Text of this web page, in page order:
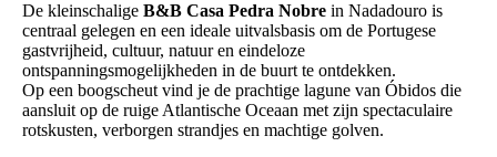
De kleinschalige B&B Casa Pedra Nobre in Nadadouro is
centraal gelegen en een ideale uitvalsbasis om de Portugese
gastvrijheid, cultuur, natuur en eindeloze
ontspanningsmogelijkheden in de buurt te ontdekken.
Op een boogscheut vind je de prachtige lagune van Óbidos die
aansluit op de ruige Atlantische Oceaan met zijn spectaculaire
rotskusten, verborgen strandjes en machtige golven.